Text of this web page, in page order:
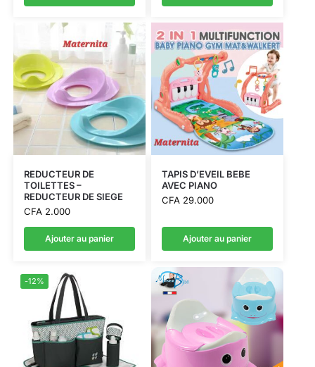
REDUCTEUR DE
TOILETTES –
REDUCTEUR DE SIEGE
CFA2.000
Ajouter au panier
TAPIS D’EVEIL BEBE
AVEC PIANO
CFA29.000
Ajouter au panier
-12%